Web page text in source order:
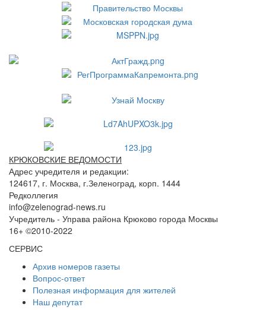
КРЮКОВСКИЕ ВЕДОМОСТИ
Адрес учредителя и редакции:
124617, г. Москва, г.Зеленоград, корп. 1444
Редколлегия
info@zelenograd-news.ru
Учредитель - Управа района Крюково города Москвы
16+ ©2010-2022
СЕРВИС
Архив номеров газеты
Вопрос-ответ
Полезная информация для жителей
Наш депутат